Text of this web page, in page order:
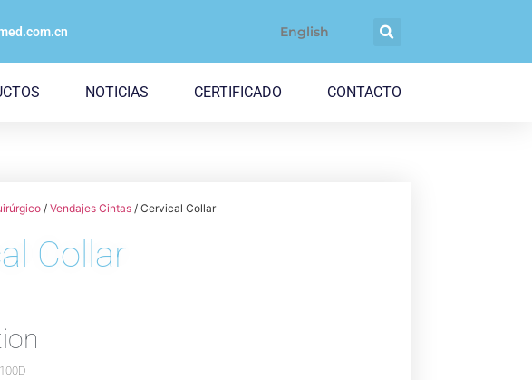
English
NOTICIAS CERTIFICADO CONTACTO
/Vendajes Cintas / Cervical Collar
Collar